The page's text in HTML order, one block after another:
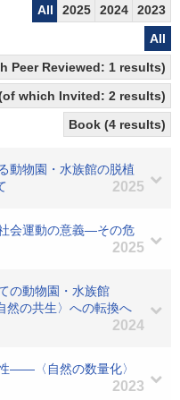
All 2025 2024
2023
All
Peer Reviewed: 1 results)
which Invited: 2 results)
Book (4 results)
動物園・水族館の脱植
2025
会運動の意義―その危
2025
の動物園・水族館
の共生〉への転換へ
2024
――〈自然の数量化〉
2023